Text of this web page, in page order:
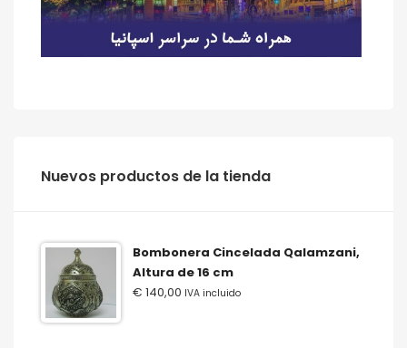
‫‪Nuevos‬‬ ‫‪productos‬‬ ‫‪de‬‬ ‫‪la‬‬ ‫‪tienda‬‬
Bombonera Cincelada Qalamzani,
Altura de 16 cm
€ 140,00 IVA incluido